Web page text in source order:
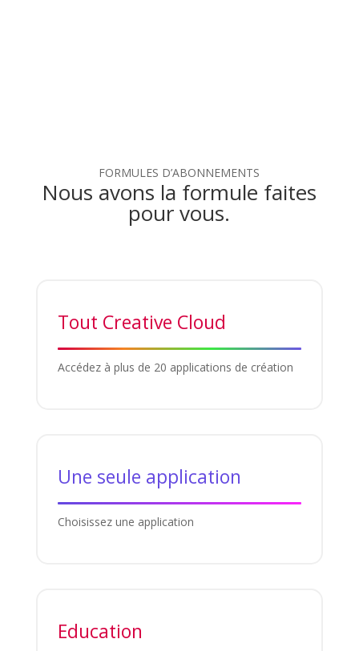
FORMULES D’ABONNEMENTS
Nous avons la formule faites
pour vous.
Tout Creative Cloud
Accédez à plus de 20 applications de création
Une seule application
Choisissez une application
Education